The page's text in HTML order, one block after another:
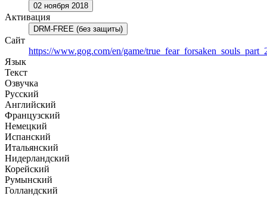
02 ноября 2018
Активация
DRM-FREE (без защиты)
Сайт
https://www.gog.com/en/game/
Язык
Текст
Озвучка
Русский
Английский
Французский
Немецкий
Испанский
Итальянский
Нидерландский
Корейский
Румынский
Голландский